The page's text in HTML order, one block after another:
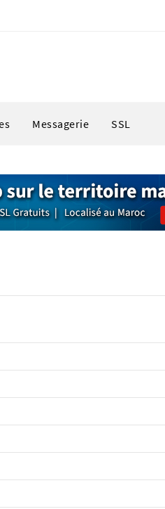
Messagerie SSL